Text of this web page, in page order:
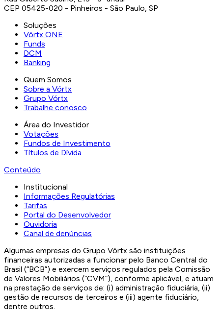
CEP 05425-020 - Pinheiros - São Paulo, SP
Soluções
Vórtx ONE
Funds
DCM
Banking
Quem Somos
Sobre a Vórtx
Grupo Vórtx
Trabalhe conosco
Área do Investidor
Votações
Fundos de Investimento
Títulos de Dívida
Conteúdo
Institucional
Informações Regulatórias
Tarifas
Portal do Desenvolvedor
Ouvidoria
Canal de denúncias
Algumas empresas do Grupo Vórtx são instituições
financeiras autorizadas a funcionar pelo Banco Central do
Brasil (“BCB”) e exercem serviços regulados pela Comissão
de Valores Mobiliários (“CVM”), conforme aplicável, e atuam
na prestação de serviços de: (i) administração fiduciária, (ii)
gestão de recursos de terceiros e (iii) agente fiduciário,
dentre outros.